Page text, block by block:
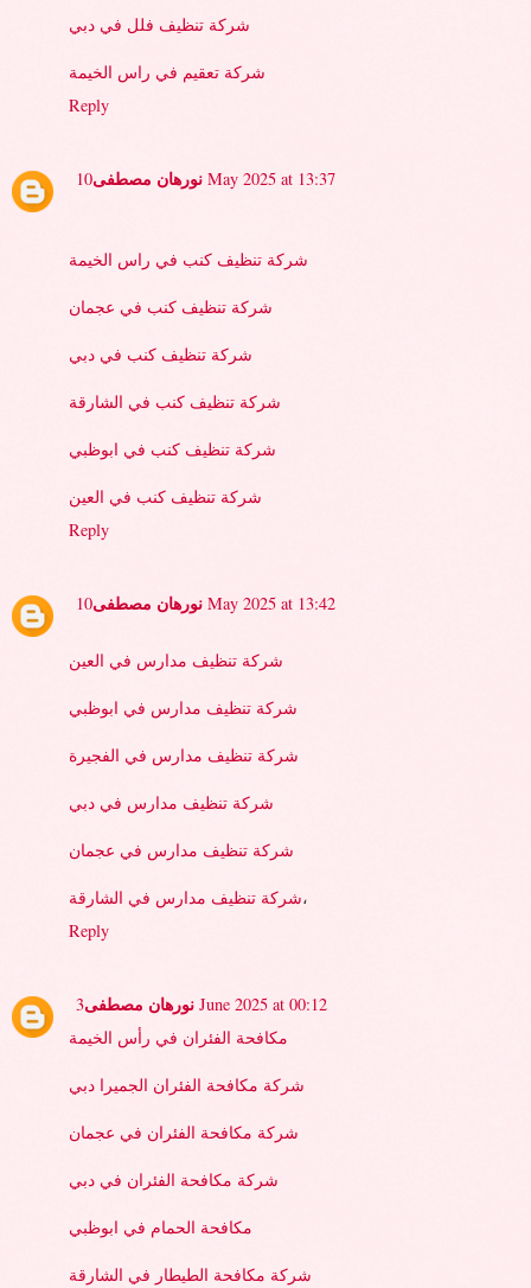
شركة تنظيف فلل في دبي
شركة تعقيم في راس الخيمة
Reply
نورهان مصطفى 10 May 2025 at 13:37
شركة تنظيف كنب في راس الخيمة
شركة تنظيف كنب في عجمان
شركة تنظيف كنب في دبي
شركة تنظيف كنب في الشارقة
شركة تنظيف كنب في ابوظبي
شركة تنظيف كنب في العين
Reply
نورهان مصطفى 10 May 2025 at 13:42
شركة تنظيف مدارس في العين
شركة تنظيف مدارس في ابوظبي
شركة تنظيف مدارس في الفجيرة
شركة تنظيف مدارس في دبي
شركة تنظيف مدارس في عجمان
شركة تنظيف مدارس في الشارقة،
Reply
نورهان مصطفى 3 June 2025 at 00:12
مكافحة الفئران في رأس الخيمة
شركة مكافحة الفئران الجميرا دبي
شركة مكافحة الفئران في عجمان
شركة مكافحة الفئران في دبي
مكافحة الحمام في ابوظبي
شركة مكافحة الطيطار في الشارقة